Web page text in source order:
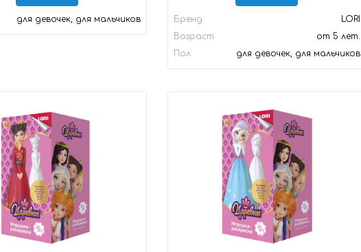
для девочек, для мальчиков Бренд
LORI
Возраст
от 5 лет.
Пол
для девочек, для мальчиков